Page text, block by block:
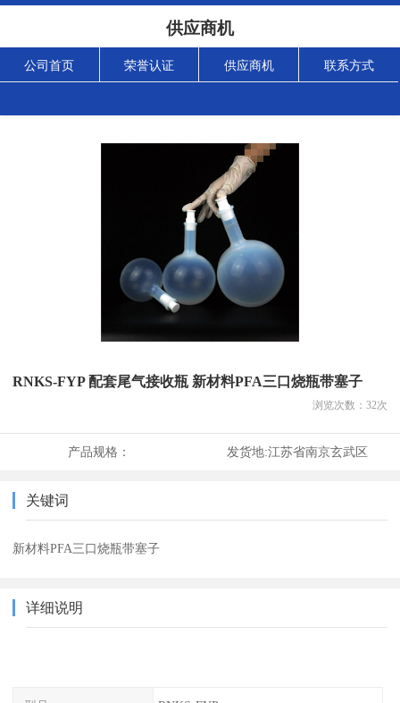
供应商机
公司首页 荣誉认证 供应商机 联系方式
RNKS-FYP 配套尾气接收瓶 新材料PFA三口烧瓶带塞子
浏览次数： 32次
产品规格： 发货地:江苏省南京玄武区
关键词
新材料PFA三口烧瓶带塞子
详细说明